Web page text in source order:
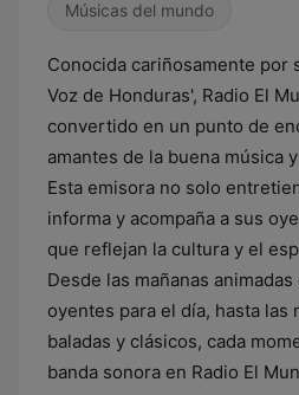
Músicas del mundo
Conocida cariñosamente por
Voz de Honduras', Radio El
convertido en un punto de
amantes de la buena música
Esta emisora no solo
informa y acompaña a sus
que reflejan la cultura y el
Desde las mañanas
oyentes para el día, hasta las
baladas y clásicos, cada
banda sonora en Radio El